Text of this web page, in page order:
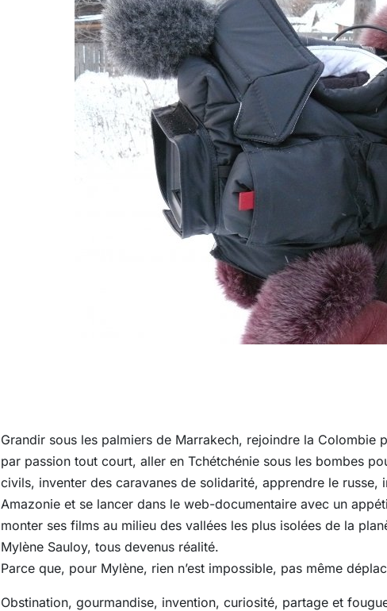
Grandir sous les palmiers de Marrakech, rejoindre la Colombie
par passion tout court, aller en Tchétchénie sous les bombes
civils, inventer des caravanes de solidarité, apprendre le russe,
Amazonie et se lancer dans le web-documentaire avec un
monter ses films au milieu des vallées les plus isolées de la
Mylène Sauloy, tous devenus réalité.
Parce que, pour Mylène, rien n’est impossible, pas même
Obstination, gourmandise, invention, curiosité, partage et